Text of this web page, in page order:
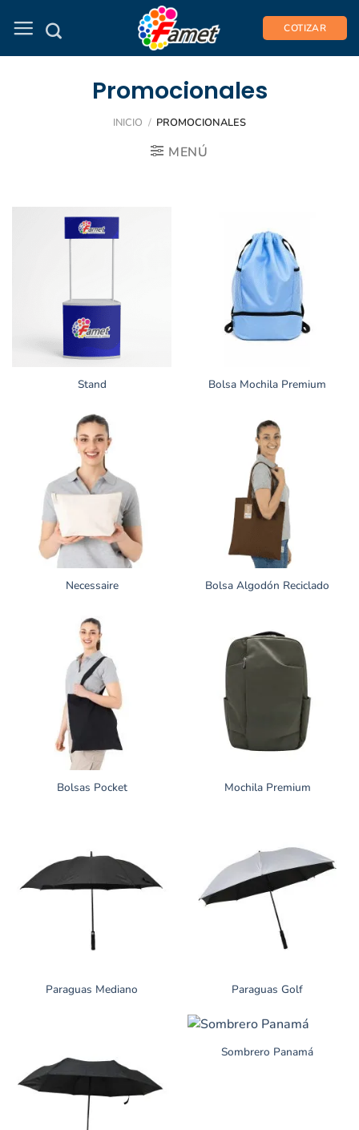
COTIZAR
Promocionales
INICIO / PROMOCIONALES
MENÚ
Stand Bolsa Mochila Premium
Necessaire Bolsa Algodón Reciclado
Bolsas Pocket Mochila Premium
Paraguas Mediano Paraguas Golf
Sombrero Panamá